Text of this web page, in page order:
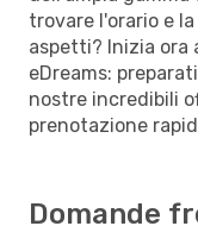
trovare l'orario e
aspetti? Inizia ora
eDreams:
nostre incredibili
prenotazione
Domande